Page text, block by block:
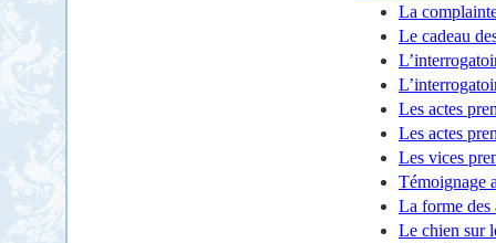
La
Le cadeau
Les actes
Les actes
Les vices
Témoignage
La forme des
Le chien sur